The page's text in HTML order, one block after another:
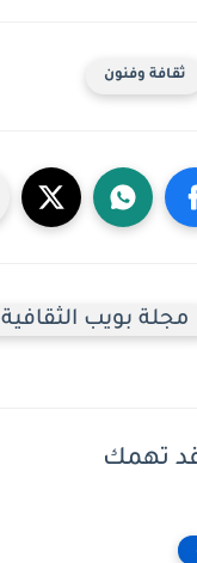
ثقافة وفنون
مجلة بويب الثقافية
تهمك